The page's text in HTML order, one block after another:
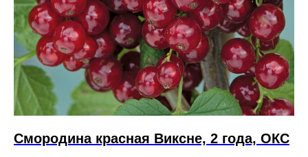
Смородина красная Виксне, 2 года, ОКС